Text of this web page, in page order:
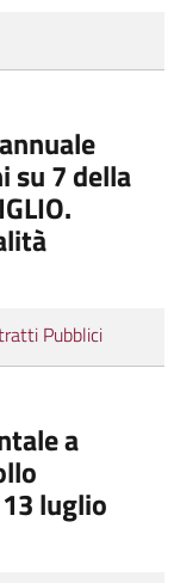
su 7 della
Pubblici
a
luglio